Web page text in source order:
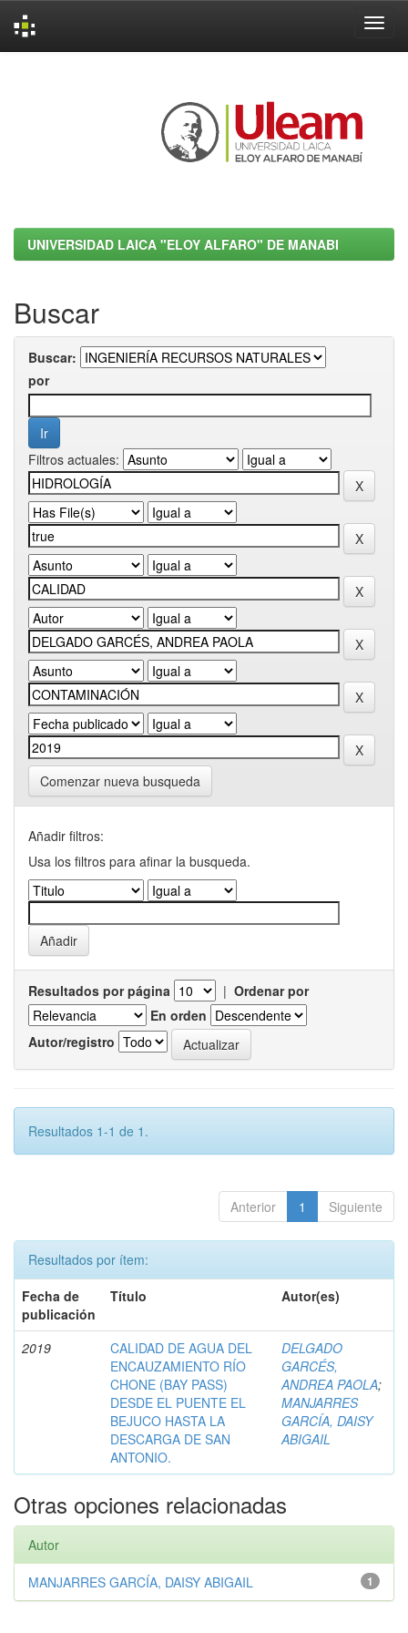
UNIVERSIDAD LAICA "ELOY ALFARO" DE MANABI
Buscar
Buscar:
por
Filtros actuales:
Comenzar nueva busqueda
Añadir filtros:
Usa los filtros para afinar la busqueda.
Resultados por página | Ordenar por
En orden
Autor/registro
Resultados 1-1 de 1.
Anterior 1 Siguiente
Resultados por ítem:
Fecha de
publicación
Título Autor(es)
2019
CALIDAD DE AGUA DEL
ENCAUZAMIENTO RÍO
CHONE (BAY PASS)
DESDE EL PUENTE EL
BEJUCO HASTA LA
DESCARGA DE SAN
ANTONIO.
DELGADO
GARCÉS,
ANDREA PAOLA;
MANJARRES
GARCÍA, DAISY
ABIGAIL
Otras opciones relacionadas
Autor
1
MANJARRES GARCÍA, DAISY ABIGAIL